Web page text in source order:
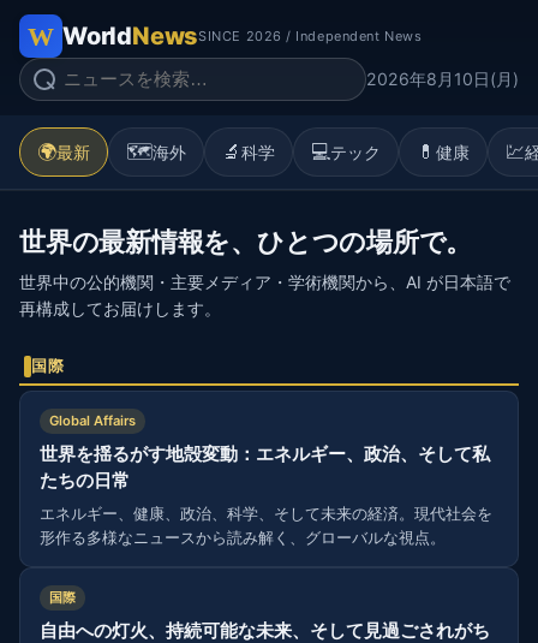
WorldNewsSINCE 2026 / Independent News
2026年8月10日(月)
🌍最新 🗺️海外 🔬 科学 💻テック 💊 健康 💹
世界の最新情報を、ひとつの場所で。
世界中の公的機関・主要メディア・学術機関から、AI が日本語で
再構成してお届けします。
国際
Global Affairs
世界を揺るがす地殻変動：エネルギー、政治、そして私
たちの日常
エネルギー、健康、政治、科学、そして未来の経済。現代社会を
形作る多様なニュースから読み解く、グローバルな視点。
国際
自由への灯火、持続可能な未来、そして見過ごされがち